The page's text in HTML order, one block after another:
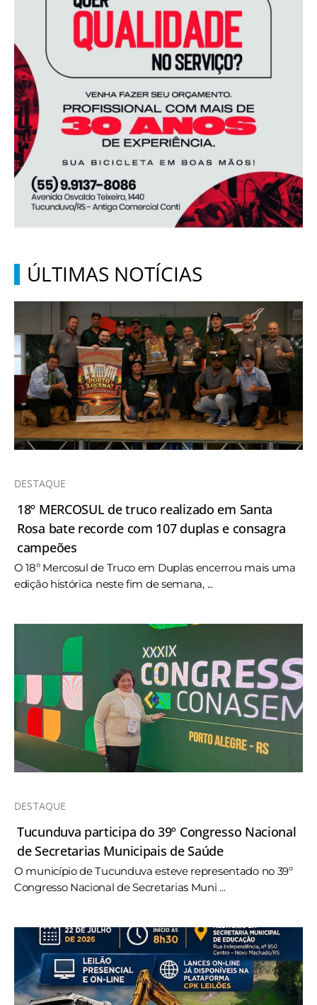
ÚLTIMAS NOTÍCIAS
DESTAQUE
18º MERCOSUL de truco realizado em Santa
Rosa bate recorde com 107 duplas e consagra
campeões
O 18º Mercosul de Truco em Duplas encerrou mais uma
edição histórica neste fim de semana, ...
DESTAQUE
Tucunduva participa do 39º Congresso Nacional
de Secretarias Municipais de Saúde
O município de Tucunduva esteve representado no 39º
Congresso Nacional de Secretarias Muni ...